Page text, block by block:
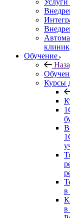
клиник
Обучение
Курсы
в
в